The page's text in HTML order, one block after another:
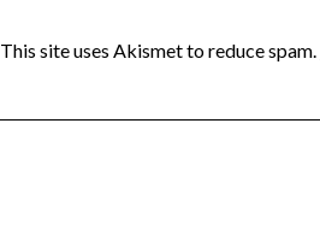
This site uses Akismet to reduce spam.